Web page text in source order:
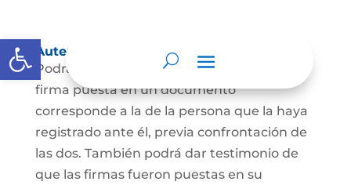
Abrir barra de herramientas
Autenticación de Firma
Podrá dar testimonio escrito de que la
firma puesta en un documento
corresponde a la de la persona que la haya
registrado ante él, previa confrontación de
las dos. También podrá dar testimonio de
que las firmas fueron puestas en su